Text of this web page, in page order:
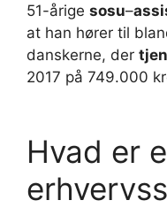
51-årige sosu–
at han hører til
danskerne, der
2017 på 749.000
Hvad er